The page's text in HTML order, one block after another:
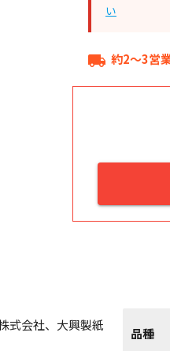
い
local_shipping 約2～3営
式会社、大興製紙
品種